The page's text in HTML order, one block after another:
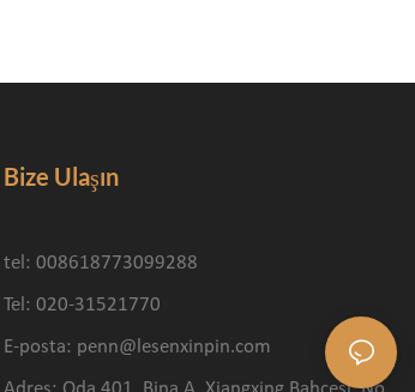
Bize Ulaşın
tel: 008618773099288
Tel: 020-31521770
E-posta: penn@lesenxinpin.com